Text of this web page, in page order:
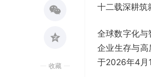
收藏
十二载深耕筑
全球数字化与
企业生存与高
于2026年4月